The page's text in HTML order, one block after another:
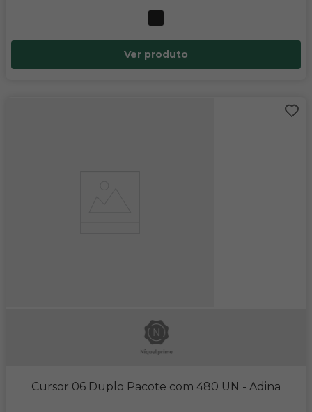
Ver produto
Cursor 06 Duplo Pacote com 480 UN - Adina